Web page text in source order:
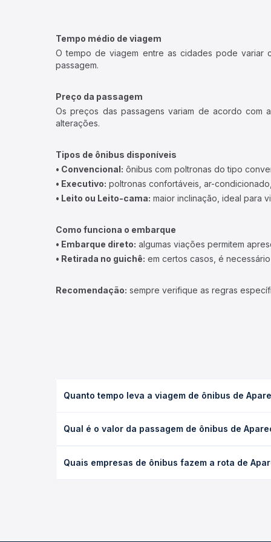
Tempo médio de viagem
O tempo de viagem entre as cidades pode variar
passagem.
Preço da passagem
Os preços das passagens variam de acordo com
alterações.
Tipos de ônibus disponíveis
• Convencional: ônibus com poltronas do tipo
• Executivo: poltronas confortáveis, ar-
• Leito ou Leito-cama: maior inclinação, ideal para
Como funciona o embarque
• Embarque direto: algumas viações permitem
• Retirada no guichê: em certos casos, é
Recomendação: sempre verifique as regras
Quanto tempo leva a viagem de ônibus de
executivo ou leito) e as condições de tráfego. Na
Qual é o valor da passagem de ônibus de
de poltrona e a antecedência da compra. Na
Quais empresas de ônibus fazem a rota de